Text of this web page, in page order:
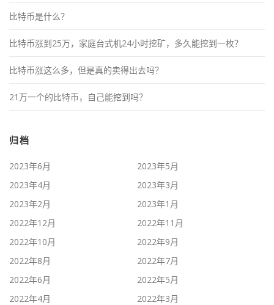
比特币是什么？
比特币涨到25万，家庭台式机24小时挖矿，多久能挖到一枚？
比特币涨这么多，但是真的卖得出去吗？
21万一个的比特币，自己能挖到吗？
归档
2023年6月
2023年5月
2023年4月
2023年3月
2023年2月
2023年1月
2022年12月
2022年11月
2022年10月
2022年9月
2022年8月
2022年7月
2022年6月
2022年5月
2022年4月
2022年3月